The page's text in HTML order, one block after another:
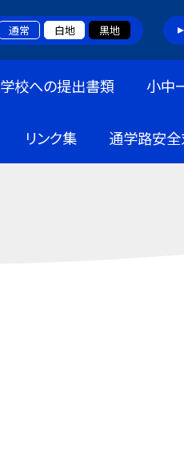
通常 白地 黒地
学校への提出書類 小中
リンク集 通学路安全